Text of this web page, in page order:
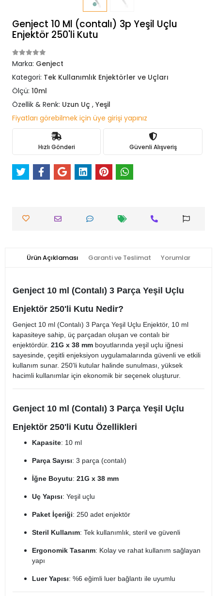
Genject 10 Ml (contalı) 3p Yeşil Uçlu
Enjektör 250'li Kutu
Marka: Genject
Kategori: Tek Kullanımlık Enjektörler ve Uçları
Ölçü: 10ml
Özellik & Renk: Uzun Uç , Yeşil
Fiyatları görebilmek için üye girişi yapınız
Hızlı Gönderi Güvenli Alışveriş
Ürün Açıklaması Garanti ve Teslimat Yorumlar
Genject 10 ml (Contalı) 3 Parça Yeşil Uçlu
Enjektör 250'li Kutu Nedir?
Genject 10 ml (Contalı) 3 Parça Yeşil Uçlu Enjektör, 10 ml
kapasiteye sahip, üç parçadan oluşan ve contalı bir
enjektördür. 21G x 38 mm boyutlarında yeşil uçlu iğnesi
sayesinde, çeşitli enjeksiyon uygulamalarında güvenli ve etkili
kullanım sunar. 250'li kutular halinde sunulması, yüksek
hacimli kullanımlar için ekonomik bir seçenek oluşturur.​
Genject 10 ml (Contalı) 3 Parça Yeşil Uçlu
Enjektör 250'li Kutu Özellikleri
Kapasite: 10 ml​
Parça Sayısı: 3 parça (contalı)​
İğne Boyutu: 21G x 38 mm
Uç Yapısı: Yeşil uçlu​
Paket İçeriği: 250 adet enjektör​
Steril Kullanım: Tek kullanımlık, steril ve güvenli​
Ergonomik Tasarım: Kolay ve rahat kullanım sağlayan
yapı​
Luer Yapısı: %6 eğimli luer bağlantı ile uyumlu​